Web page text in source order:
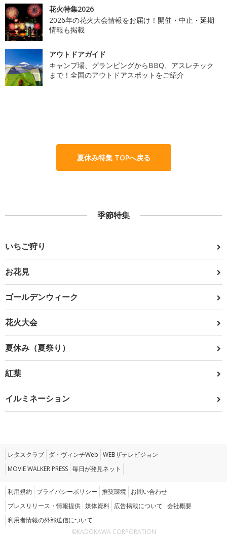
花火特集2026
2026年の花火大会情報をお届け！開催・中止・延期
情報も掲載
アウトドアガイド
キャンプ場、グランピングからBBQ、アスレチック
まで！全国のアウトドアスポットをご紹介
夏休み特集 TOPへ戻る
季節特集
いちご狩り
お花見
ゴールデンウィーク
花火大会
夏休み（夏祭り）
紅葉
イルミネーション
レタスクラブ ダ・ヴィンチWeb WEBザテレビジョン
MOVIE WALKER PRESS 毎日が発見ネット
利用規約 プライバシーポリシー 推奨環境 お問い合わせ
プレスリリース・情報提供 媒体資料 広告掲載について 会社概要
利用者情報の外部送信について
©KADOKAWA CORPORATION